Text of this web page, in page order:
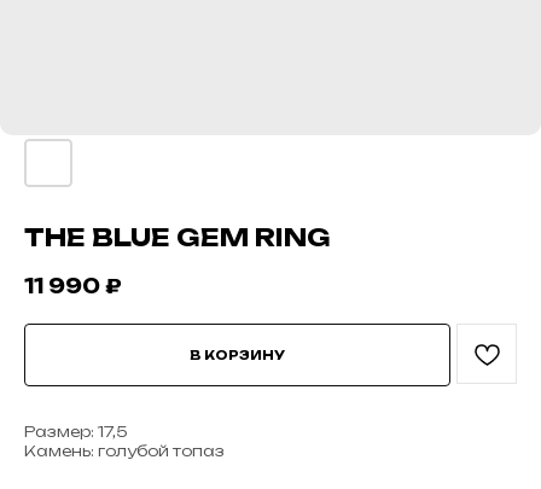
THE BLUE GEM RING
11 990 ₽
В КОРЗИНУ
Размер: 17,5
Камень: голубой топаз